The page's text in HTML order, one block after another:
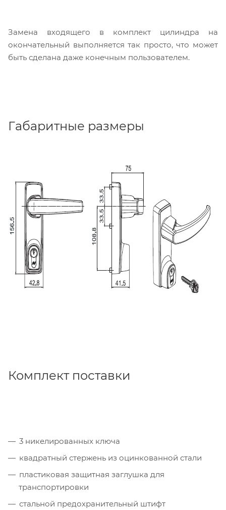
Замена входящего в комплект цилиндра на
окончательный выполняется так просто, что может
быть сделана даже конечным пользователем.
Габаритные размеры
Комплект поставки
3 никелированных ключа
квадратный стержень из оцинкованной стали
пластиковая защитная заглушка для
транспортировки
стальной предохранительный штифт